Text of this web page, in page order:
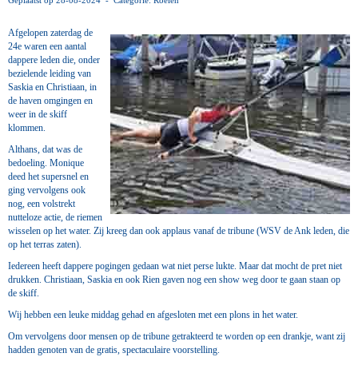
Afgelopen zaterdag de
24e waren een aantal
dappere leden die, onder
bezielende leiding van
Saskia en Christiaan, in
de haven omgingen en
weer in de skiff
klommen.
Althans, dat was de
bedoeling. Monique
deed het supersnel en
ging vervolgens ook
nog, een volstrekt
nutteloze actie, de riemen
wisselen op het water. Zij kreeg dan ook applaus vanaf de tribune (WSV de Ank leden, die
op het terras zaten).
Iedereen heeft dappere pogingen gedaan wat niet perse lukte. Maar dat mocht de pret niet
drukken. Christiaan, Saskia en ook Rien gaven nog een show weg door te gaan staan op
de skiff.
Wij hebben een leuke middag gehad en afgesloten met een plons in het water.
Om vervolgens door mensen op de tribune getrakteerd te worden op een drankje, want zij
hadden genoten van de gratis, spectaculaire voorstelling.